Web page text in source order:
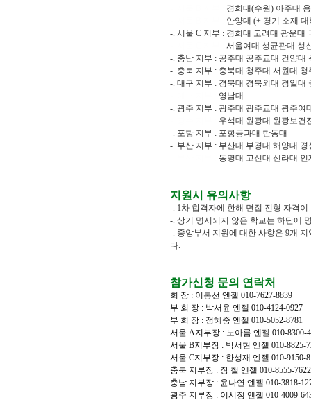
경희대(수원) 아주대
안양대 (+ 경기 소재 대
-. 서울 C 지부 : 경희대 고려대 광운
서울여대 성균관대 성
-. 충남 지부 : 공주대 공주교대 건양
-. 충북 지부 : 충북대 청주대 서원대
-. 대구 지부 : 경북대 경북외대 경일
영남대
-. 광주 지부 : 광주대 광주교대 광주여
우석대 원광대 원광보건
-. 포항 지부 : 포항공과대 한동대
-. 부산 지부 : 부산대 부경대 해양대
동명대 고신대 신라대
지원시 유의사항
-. 1차 합격자에 한해 면접 전형 자격이
-. 상기 명시되지 않은 학교는 하단에
-. 중앙부서 지원에 대한 사항은 9개
다.
참가신청 문의 연락처
회 장 : 이봉선 엔젤 010-7627-8839
부 회 장 : 박서윤 엔젤 010-4124-0927
부 회 장 : 정혜중 엔젤 010-5052-8781
서울 A지부장 : 노아름 엔젤 010-8300-
서울 B지부장 : 박서현 엔젤 010-8825-
서울 C지부장 : 한성재 엔젤 010-9150-
충북 지부장 : 장 철 엔젤 010-8555-7622
충남 지부장 : 윤나연 엔젤 010-3818-
광주 지부장 : 이시정 엔젤 010-4009-